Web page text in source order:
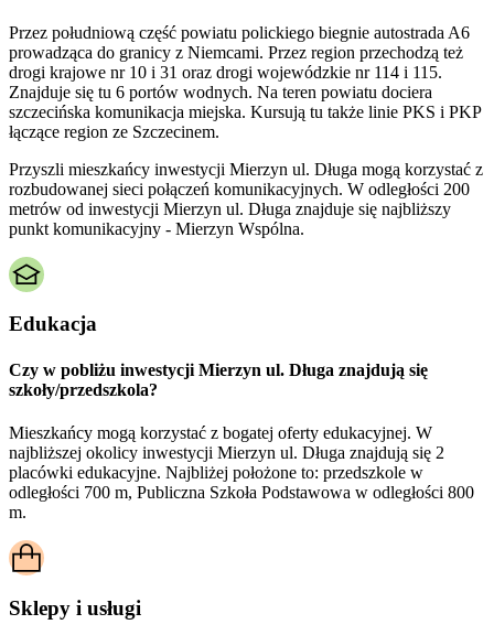
Przez południową część powiatu polickiego biegnie autostrada A6
prowadząca do granicy z Niemcami. Przez region przechodzą też
drogi krajowe nr 10 i 31 oraz drogi wojewódzkie nr 114 i 115.
Znajduje się tu 6 portów wodnych. Na teren powiatu dociera
szczecińska komunikacja miejska. Kursują tu także linie PKS i PKP
łączące region ze Szczecinem.
Przyszli mieszkańcy inwestycji Mierzyn ul. Długa mogą korzystać z
rozbudowanej sieci połączeń komunikacyjnych. W odległości 200
metrów od inwestycji Mierzyn ul. Długa znajduje się najbliższy
punkt komunikacyjny - Mierzyn Wspólna.
Edukacja
Czy w pobliżu inwestycji Mierzyn ul. Długa znajdują się
szkoły/przedszkola?
Mieszkańcy mogą korzystać z bogatej oferty edukacyjnej. W
najbliższej okolicy inwestycji Mierzyn ul. Długa znajdują się 2
placówki edukacyjne. Najbliżej położone to: przedszkole w
odległości 700 m, Publiczna Szkoła Podstawowa w odległości 800
m.
Sklepy i usługi